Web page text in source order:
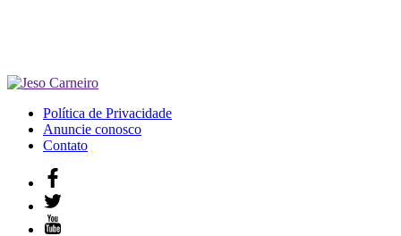
Política de Privacidade
Anuncie conosco
Contato